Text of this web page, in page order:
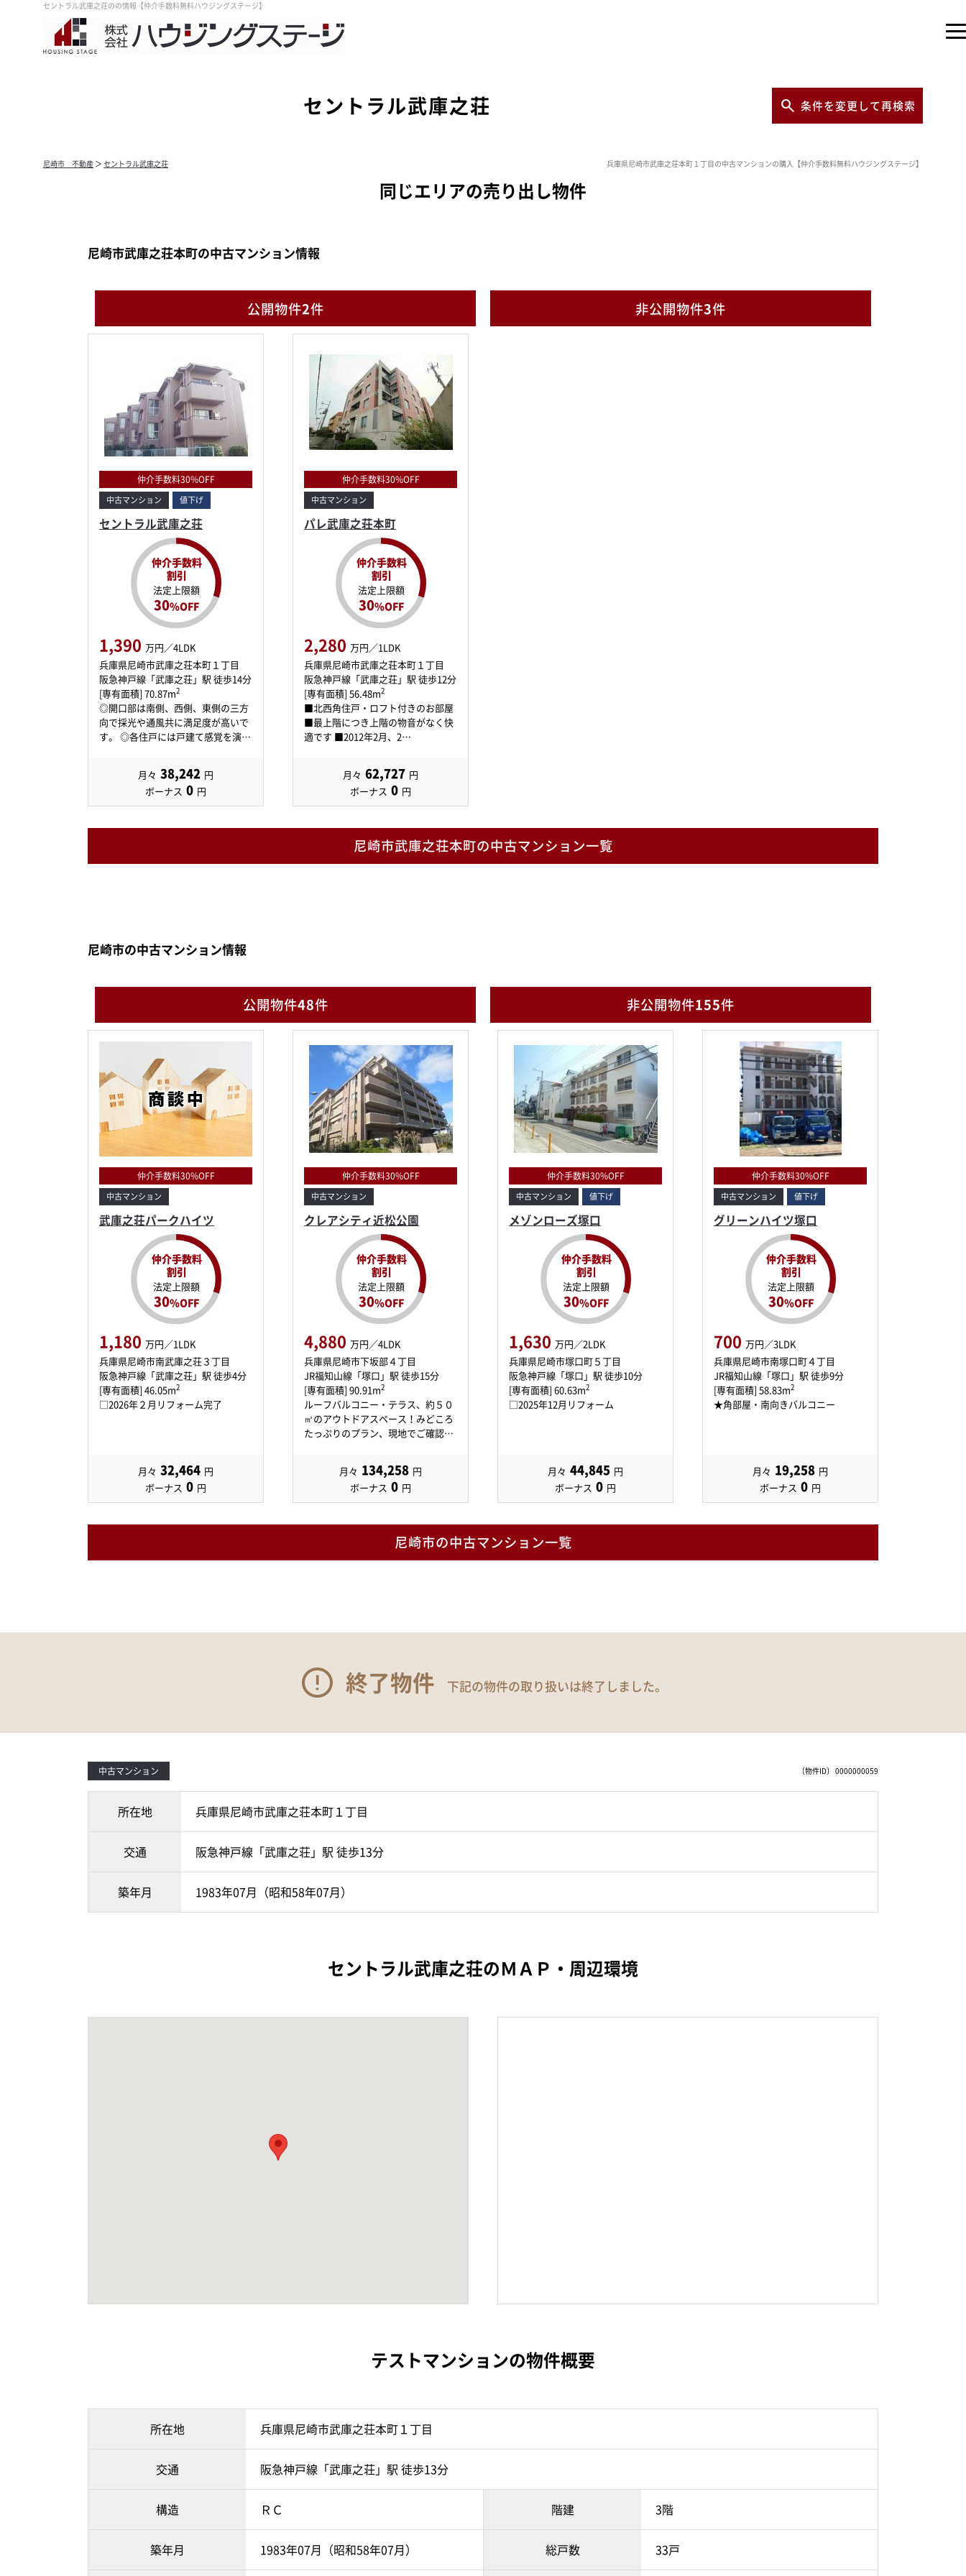
セントラル武庫之荘のの情報【仲介手数料無料ハウジングステージ】
セントラル武庫之荘 条件を変更して再検索
尼崎市 不動産 ＞ セントラル武庫之荘 兵庫県尼崎市武庫之荘本町１丁目の中古マンションの購入【仲介手数料無料ハウジングステージ】
同じエリアの売り出し物件
尼崎市武庫之荘本町の中古マンション情報
公開物件2件 非公開物件3件
仲介手数料30%OFF
中古マンション 値下げ
セントラル武庫之荘
仲介手数料
割引
法定上限額
30%OFF
1,390 万円／4LDK
兵庫県尼崎市武庫之荘本町１丁目
阪急神戸線「武庫之荘」駅 徒歩14分
[専有面積] 70.87m2
◎開口部は南側、西側、東側の三方
向で採光や通風共に満足度が高いで
す。 ◎各住戸には戸建て感覚を演…
月々 38,242 円
ボーナス 0 円
仲介手数料30%OFF
中古マンション
パレ武庫之荘本町
仲介手数料
割引
法定上限額
30%OFF
2,280 万円／1LDK
兵庫県尼崎市武庫之荘本町１丁目
阪急神戸線「武庫之荘」駅 徒歩12分
[専有面積] 56.48m2
■北西角住戸・ロフト付きのお部屋
■最上階につき上階の物音がなく快
適です ■2012年2月、2…
月々 62,727 円
ボーナス 0 円
尼崎市武庫之荘本町の中古マンション一覧
尼崎市の中古マンション情報
公開物件48件 非公開物件155件
仲介手数料30%OFF
中古マンション
武庫之荘パークハイツ
仲介手数料
割引
法定上限額
30%OFF
1,180 万円／1LDK
兵庫県尼崎市南武庫之荘３丁目
阪急神戸線「武庫之荘」駅 徒歩4分
[専有面積] 46.05m2
□2026年２月リフォーム完了
月々 32,464 円
ボーナス 0 円
仲介手数料30%OFF
中古マンション
クレアシティ近松公園
仲介手数料
割引
法定上限額
30%OFF
4,880 万円／4LDK
兵庫県尼崎市下坂部４丁目
JR福知山線「塚口」駅 徒歩15分
[専有面積] 90.91m2
ルーフバルコニー・テラス、約５０
㎡のアウトドアスペース！みどころ
たっぷりのプラン、現地でご確認
月々 134,258 円
ボーナス 0 円
仲介手数料30%OFF
中古マンション 値下げ
メゾンローズ塚口
仲介手数料
割引
法定上限額
30%OFF
1,630 万円／2LDK
兵庫県尼崎市塚口町５丁目
阪急神戸線「塚口」駅 徒歩10分
[専有面積] 60.63m2
□2025年12月リフォーム
月々 44,845 円
ボーナス 0 円
仲介手数料30%OFF
中古マンション 値下げ
グリーンハイツ塚口
仲介手数料
割引
法定上限額
30%OFF
700 万円／3LDK
兵庫県尼崎市南塚口町４丁目
JR福知山線「塚口」駅 徒歩9分
[専有面積] 58.83m2
★角部屋・南向きバルコニー
月々 19,258 円
ボーナス 0 円
尼崎市の中古マンション一覧
終了物件 下記の物件の取り扱いは終了しました。
〔物件ID〕 0000000059
中古マンション
所在地 兵庫県尼崎市武庫之荘本町１丁目
交通 阪急神戸線「武庫之荘」駅 徒歩13分
築年月 1983年07月（昭和58年07月）
セントラル武庫之荘のＭＡＰ・周辺環境
テストマンションの物件概要
所在地 兵庫県尼崎市武庫之荘本町１丁目
交通 阪急神戸線「武庫之荘」駅 徒歩13分
構造 ＲＣ 階建 3階
築年月 1983年07月（昭和58年07月） 総戸数 33戸